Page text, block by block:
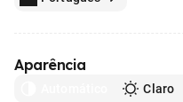
Aparência
Claro